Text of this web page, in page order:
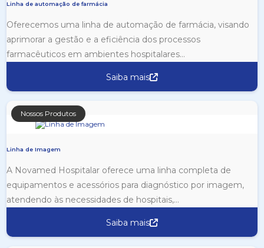
Linha de automação de farmácia
Oferecemos uma linha de automação de farmácia, visando
aprimorar a gestão e a eficiência dos processos
farmacêuticos em ambientes hospitalares...
Saiba mais
Linha de Imagem
A Novamed Hospitalar oferece uma linha completa de
equipamentos e acessórios para diagnóstico por imagem,
atendendo às necessidades de hospitais,...
Nossos Produtos
Saiba mais